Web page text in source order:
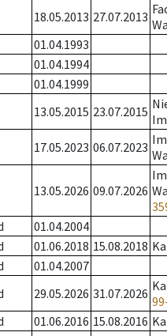
18.05.2013 27.07.2013
01.04.1993
01.04.1994
01.04.1999
13.05.2015 23.07.2015
17.05.2023 06.07.2023
13.05.2026 09.07.2026
01.04.2004
01.06.2018 15.08.2018
01.04.2007
29.05.2026 31.07.2026
01.06.2016 15.08.2016